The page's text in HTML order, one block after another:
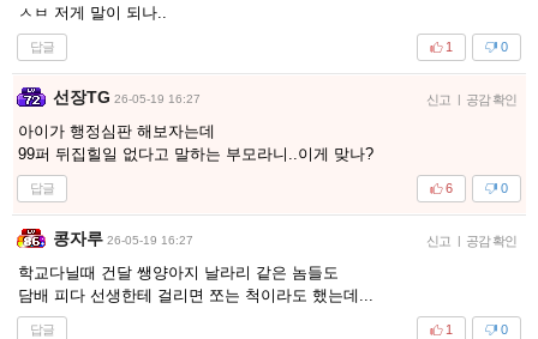
ㅅㅂ 저게 말이 되나..
답글 0
1
선장TG 26-05-19 16:27 신고 | 공감 확인
아이가 행정심판 해보자는데
99퍼 뒤집힐일 없다고 말하는 부모라니..이게 맞나?
답글 0
6
콩자루 26-05-19 16:27 신고 | 공감 확인
학교다닐때 건달 쌩양아지 날라리 같은 놈들도
담배 피다 선생한테 걸리면 쪼는 척이라도 했는데...
답글 0
1